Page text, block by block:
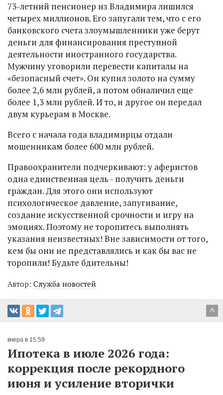
73-летний пенсионер из Владимира лишился
четырех миллионов. Его запугали тем, что с его
банковского счета злоумышленники уже берут
деньги для финансирования преступной
деятельности иностранного государства.
Мужчину уговорили перевести капиталы на
«безопасный счет». Он купил золото на сумму
более 2,6 млн рублей, а потом обналичил еще
более 1,3 млн рублей. И то, и другое он передал
двум курьерам в Москве.
Всего с начала года владимирцы отдали
мошенникам более 600 млн рублей.
Правоохранители подчеркивают: у аферистов
одна единственная цель - получить деньги
граждан. Для этого они используют
психологическое давление, запугивание,
создание искусственной срочности и игру на
эмоциях. Поэтому не торопитесь выполнять
указания неизвестных! Вне зависимости от того,
кем бы они не представлялись и как бы вас не
торопили! Будьте бдительны!
Автор: Служба новостей
^
вчера в 15:59
Ипотека в июле 2026 года:
коррекция после рекордного
июня и усиление вторички